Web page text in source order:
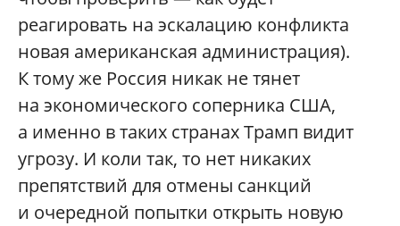
реагировать на эскалацию конфликта
новая американская администрация).
К тому же Россия никак не тянет
на экономического соперника США,
а именно в таких странах Трамп видит
угрозу. И коли так, то нет никаких
препятствий для отмены санкций
и очередной попытки открыть новую